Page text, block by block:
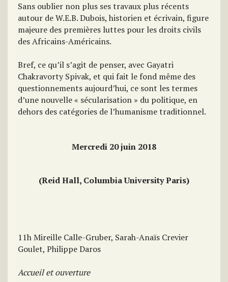
Sans oublier non plus ses travaux plus récents
autour de W.E.B. Dubois, historien et écrivain, figure
majeure des premières luttes pour les droits civils
des Africains-Américains.
Bref, ce qu’il s’agit de penser, avec Gayatri
Chakravorty Spivak, et qui fait le fond même des
questionnements aujourd’hui, ce sont les termes
d’une nouvelle « sécularisation » du politique, en
dehors des catégories de l’humanisme traditionnel.
Mercredi 20 juin 2018
(Reid Hall, Columbia University Paris)
11h Mireille Calle-Gruber, Sarah-Anaïs Crevier
Goulet, Philippe Daros
Accueil et ouverture